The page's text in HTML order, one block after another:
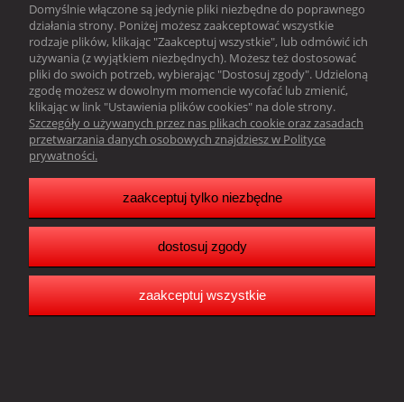
Obsługa klienta
Pomoc
Moje konto
Resonado Janusz Głowacki |
woj. śląskie |tel.:502242256| email:biuro@resonado.pl
Copyright Resonado 2025
pokaż pełną wersję strony
Sklep internetowy Shoper.pl
Domyślnie włączone są jedynie pliki niezbędne do poprawnego
działania strony. Poniżej możesz zaakceptować wszystkie
rodzaje plików, klikając "Zaakceptuj wszystkie", lub odmówić ich
używania (z wyjątkiem niezbędnych). Możesz też dostosować
pliki do swoich potrzeb, wybierając "Dostosuj zgody". Udzieloną
zgodę możesz w dowolnym momencie wycofać lub zmienić,
klikając w link "Ustawienia plików cookies" na dole strony.
Szczegóły o używanych przez nas plikach cookie oraz zasadach
przetwarzania danych osobowych znajdziesz w Polityce
prywatności.
zaakceptuj tylko niezbędne
dostosuj zgody
zaakceptuj wszystkie